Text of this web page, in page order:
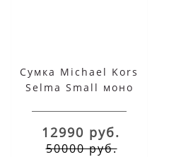
Сумка Michael Kors
Selma Small моно
12990 руб.
50000 руб.